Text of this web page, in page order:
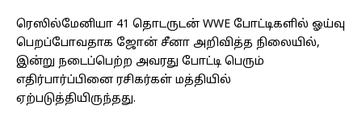
ரெஸில்மேனியா 41 தொடருடன் WWE போட்டிகளில் ஓய்வு
பெறப்போவதாக ஜோன் சீனா அறிவித்த நிலையில்,
இன்று நடைப்பெற்ற அவரது போட்டி பெரும்
எதிர்பார்ப்பினை ரசிகர்கள் மத்தியில்
ஏற்படுத்தியிருந்தது.